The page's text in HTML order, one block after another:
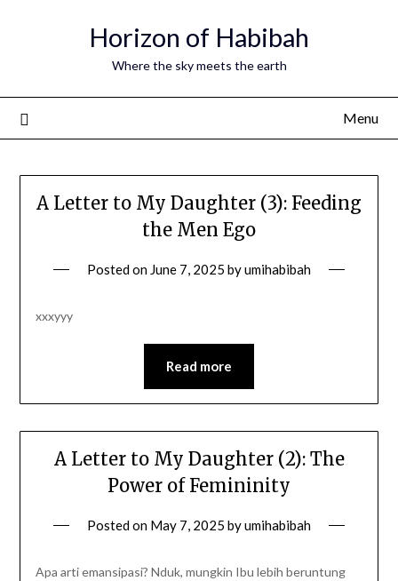
Horizon of Habibah
Where the sky meets the earth
Menu
A Letter to My Daughter (3): Feeding
the Men Ego
Posted on June 7, 2025 byumihabibah
xxxyyy
Read more
A Letter to My Daughter (2): The
Power of Femininity
Posted on May 7, 2025 byumihabibah
Apa arti emansipasi? Nduk, mungkin Ibu lebih beruntung